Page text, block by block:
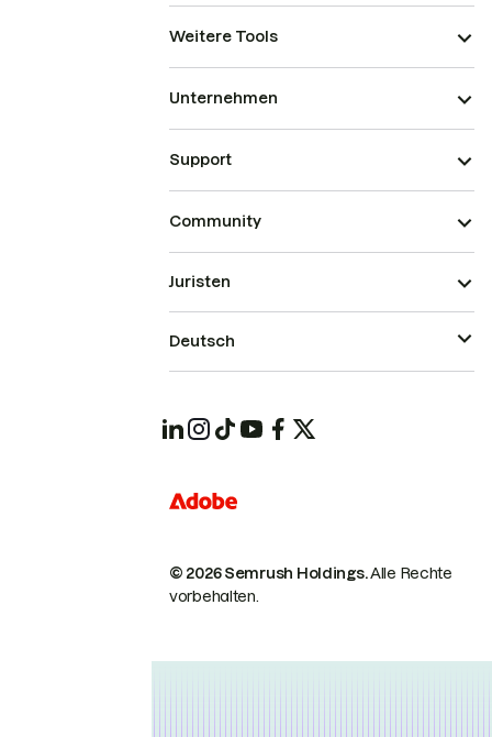
Weitere Tools
Unternehmen
Support
Community
© 2026 Semrush Holdings.Alle Rechte
vorbehalten.
Juristen
Deutsch